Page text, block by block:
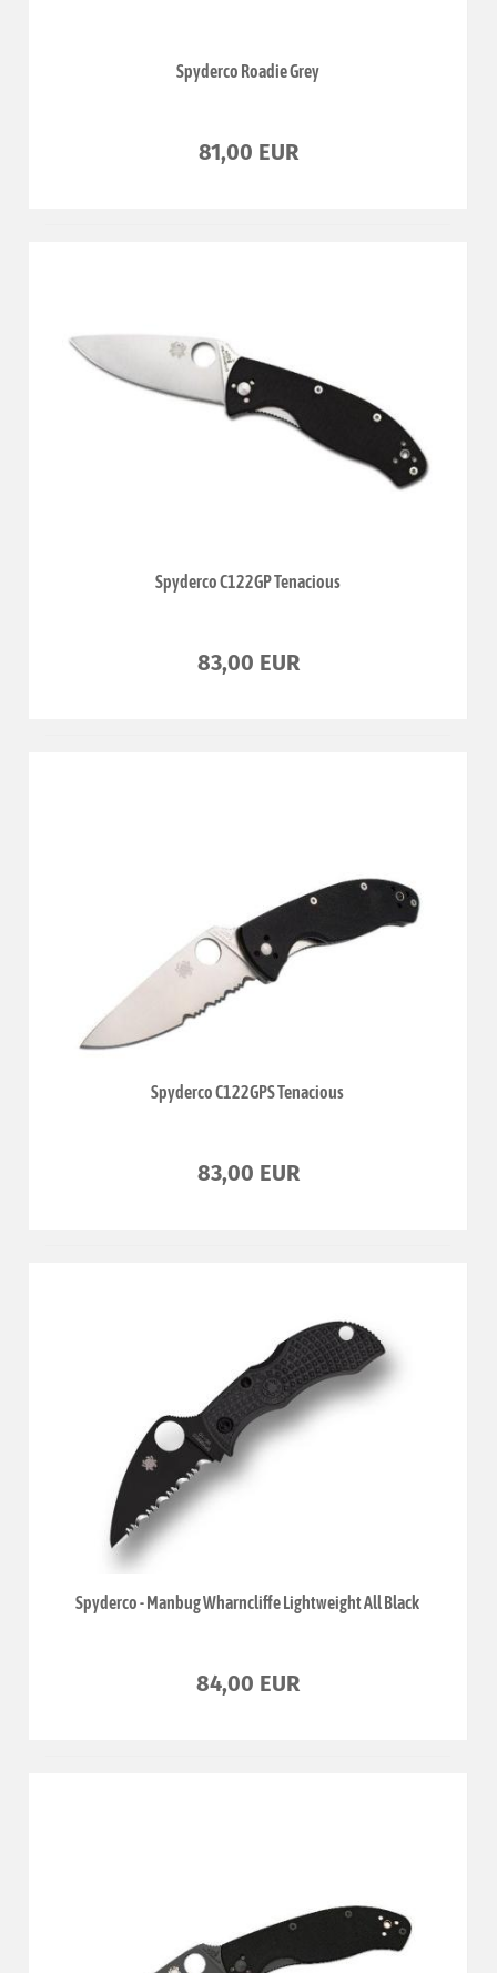
Spyderco Roadie Grey
81,00 EUR
Spyderco C122GP Tenacious
83,00 EUR
Spyderco C122GPS Tenacious
83,00 EUR
Spyderco - Manbug Wharncliffe Lightweight All Black
84,00 EUR